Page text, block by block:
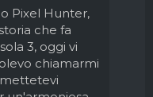
Pixel Hunter,
che fa
3, oggi vi
chiamarmi